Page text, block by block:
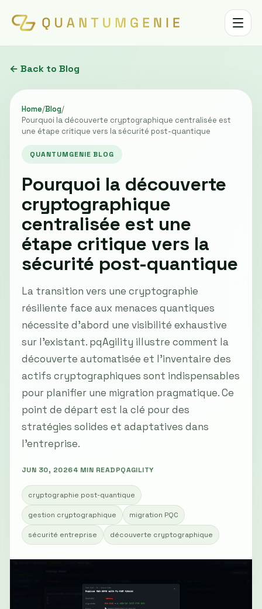
Toggle
← Back to Blog
Home/Blog/
Pourquoi la découverte cryptographique centralisée est
une étape critique vers la sécurité post-quantique
QUANTUMGENIE BLOG
Pourquoi la découverte
cryptographique
centralisée est une
étape critique vers la
sécurité post-quantique
La transition vers une cryptographie
résiliente face aux menaces quantiques
nécessite d’abord une visibilité exhaustive
sur l'existant. pqAgility illustre comment la
découverte automatisée et l'inventaire des
actifs cryptographiques sont indispensables
pour planifier une migration pragmatique. Ce
point de départ est la clé pour des
stratégies solides et adaptatives dans
l'entreprise.
JUN 30, 20264 MIN READPQAGILITY
cryptographie post-quantique
gestion cryptographique migration PQC
sécurité entreprise découverte cryptographique